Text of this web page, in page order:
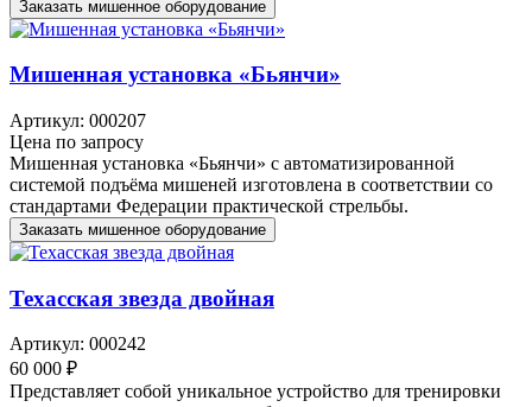
Заказать мишенное оборудование
Мишенная установка «Бьянчи»
Артикул: 000207
Цена по запросу
Мишенная установка «Бьянчи» с автоматизированной
системой подъёма мишеней изготовлена в соответствии со
стандартами Федерации практической стрельбы.
Заказать мишенное оборудование
Техасская звезда двойная
Артикул: 000242
60 000 ₽
Представляет собой уникальное устройство для тренировки